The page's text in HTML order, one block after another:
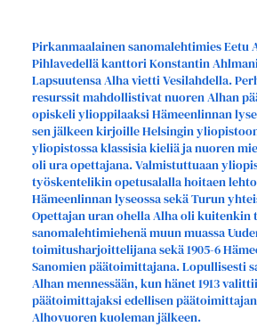
Pirkanmaalainen sanomalehtimies Eetu
Pihlavedellä kanttori Konstantin
Lapsuutensa Alha vietti Vesilahdella.
resurssit mahdollistivat nuoren Alhan
opiskeli ylioppilaaksi Hämeenlinnan
sen jälkeen kirjoille Helsingin
yliopistossa klassisia kieliä ja nuoren
oli ura opettajana. Valmistuttuaan
työskentelikin opetusalalla hoitaen
Hämeenlinnan lyseossa sekä Turun
Opettajan uran ohella Alha oli kuitenkin
sanomalehtimiehenä muun muassa
toimitusharjoittelijana sekä 1905-6
Sanomien päätoimittajana. Lopullisesti
Alhan mennessään, kun hänet 1913
päätoimittajaksi edellisen
Alhovuoren kuoleman jälkeen.